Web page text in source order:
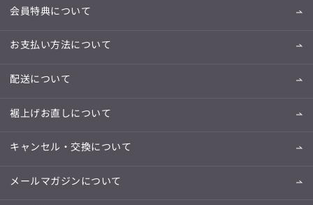
会員特典について
お支払い方法について
配送について
裾上げお直しについて
キャンセル・交換について
メールマガジンについて